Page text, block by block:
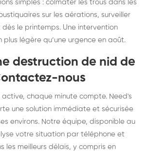
simples : colmater les trous dans les
sur les aérations, surveiller
dès le printemps. Une intervention
légère qu’une urgence en août.
destruction de nid de
nous
active, chaque minute compte. Need's
une solution immédiate et sécurisée
environs. Notre équipe, disponible au
votre situation par téléphone et
les meilleurs délais, y compris en